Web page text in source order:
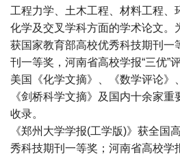
工程力学、土木工程、材料工程、
化学及交叉学科方面的学术论文。
获国家教育部高校优秀科技期刊一
刊一等奖，河南省高校学报“三优”
美国《化学文摘》、《数学评论》
《剑桥科学文摘》及国内十余家重
收录。
《郑州大学学报(工学版)》获全国
秀科技期刊一等奖；河南省高校学